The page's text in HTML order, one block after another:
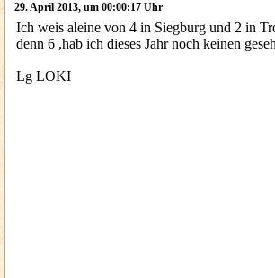
29. April 2013, um 00:00:17 Uhr
Ich weis aleine von 4 in Siegburg und 2 in
denn 6 ,hab ich dieses Jahr noch keinen
Lg LOKI